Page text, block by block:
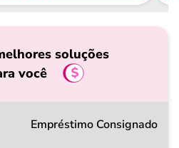
soluções
você
Empréstimo Consignado